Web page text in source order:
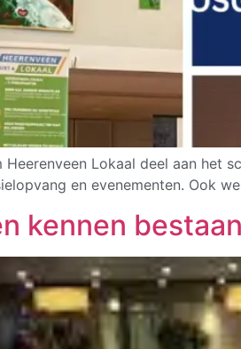
Heerenveen Lokaal deel aan het
en evenementen. Ook
kennen